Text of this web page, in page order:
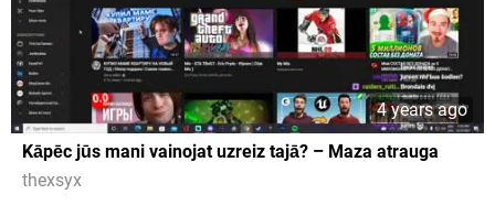
4 years ago
Kāpēc jūs mani vainojat uzreiz tajā? – Maza atrauga
thexsyx